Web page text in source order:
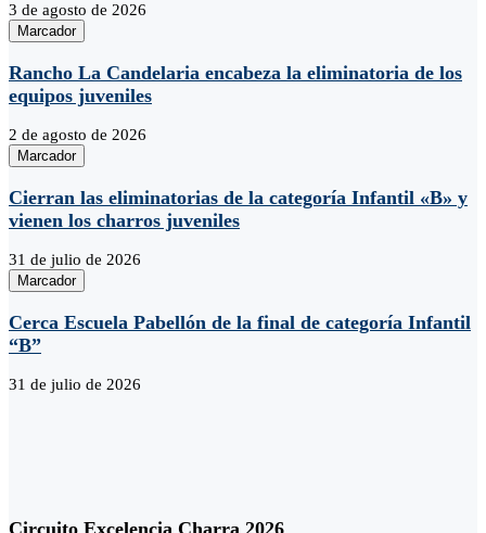
3 de agosto de 2026
Marcador
Rancho La Candelaria encabeza la eliminatoria de los
equipos juveniles
2 de agosto de 2026
Marcador
Cierran las eliminatorias de la categoría Infantil «B» y
vienen los charros juveniles
31 de julio de 2026
Marcador
Cerca Escuela Pabellón de la final de categoría Infantil
“B”
31 de julio de 2026